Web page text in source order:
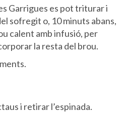
Garrigues es pot triturar i
sofregit o, 10 minuts abans,
calent amb infusió, per
la resta del brou.
i retirar l’espinada.